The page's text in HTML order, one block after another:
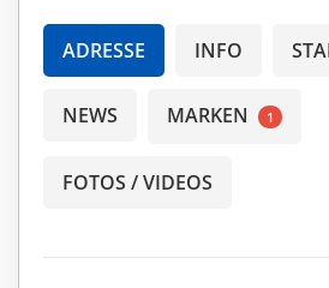
ADRESSE INFO
NEWS MARKEN 1
FOTOS / VIDEOS